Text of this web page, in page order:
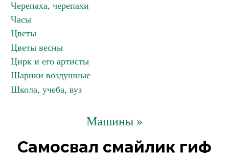
Черепаха, черепахи
Часы
Цветы
Цветы весны
Цирк и его артисты
Шарики воздушные
Школа, учеба, вуз
Машины »
Самосвал смайлик гиф